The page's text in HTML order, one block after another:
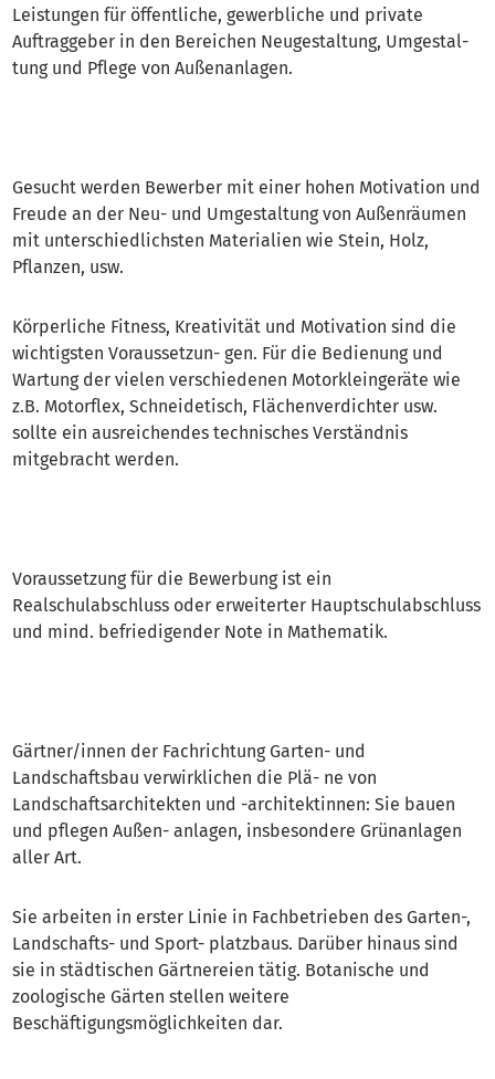
Leistungen für öffentliche, gewerbliche und private
Auftraggeber in den Bereichen Neugestaltung, Umgestal-
tung und Pflege von Außenanlagen.
Gesucht werden Bewerber mit einer hohen Motivation und
Freude an der Neu- und Umgestaltung von Außenräumen
mit unterschiedlichsten Materialien wie Stein, Holz,
Pflanzen, usw.
Körperliche Fitness, Kreativität und Motivation sind die
wichtigsten Voraussetzun- gen. Für die Bedienung und
Wartung der vielen verschiedenen Motorkleingeräte wie
z.B. Motorflex, Schneidetisch, Flächenverdichter usw.
sollte ein ausreichendes technisches Verständnis
mitgebracht werden.
Voraussetzung für die Bewerbung ist ein
Realschulabschluss oder erweiterter Hauptschulabschluss
und mind. befriedigender Note in Mathematik.
Gärtner/innen der Fachrichtung Garten- und
Landschaftsbau verwirklichen die Plä- ne von
Landschaftsarchitekten und -architektinnen: Sie bauen
und pflegen Außen- anlagen, insbesondere Grünanlagen
aller Art.
Sie arbeiten in erster Linie in Fachbetrieben des Garten-,
Landschafts- und Sport- platzbaus. Darüber hinaus sind
sie in städtischen Gärtnereien tätig. Botanische und
zoologische Gärten stellen weitere
Beschäftigungsmöglichkeiten dar.